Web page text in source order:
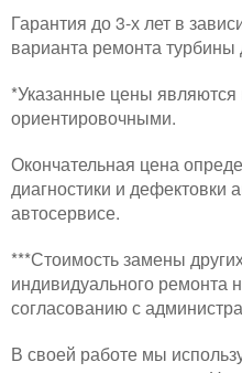
Гарантия до 3-х лет в
варианта ремонта турбины
*Указанные цены
ориентировочными.
Окончательная цена
диагностики и дефектовки
автосервисе.
***Стоимость замены
индивидуального ремонта
согласованию с
В своей работе мы